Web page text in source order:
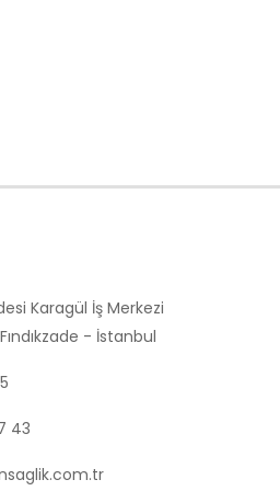
Karagül İş Merkezi
- İstanbul
43